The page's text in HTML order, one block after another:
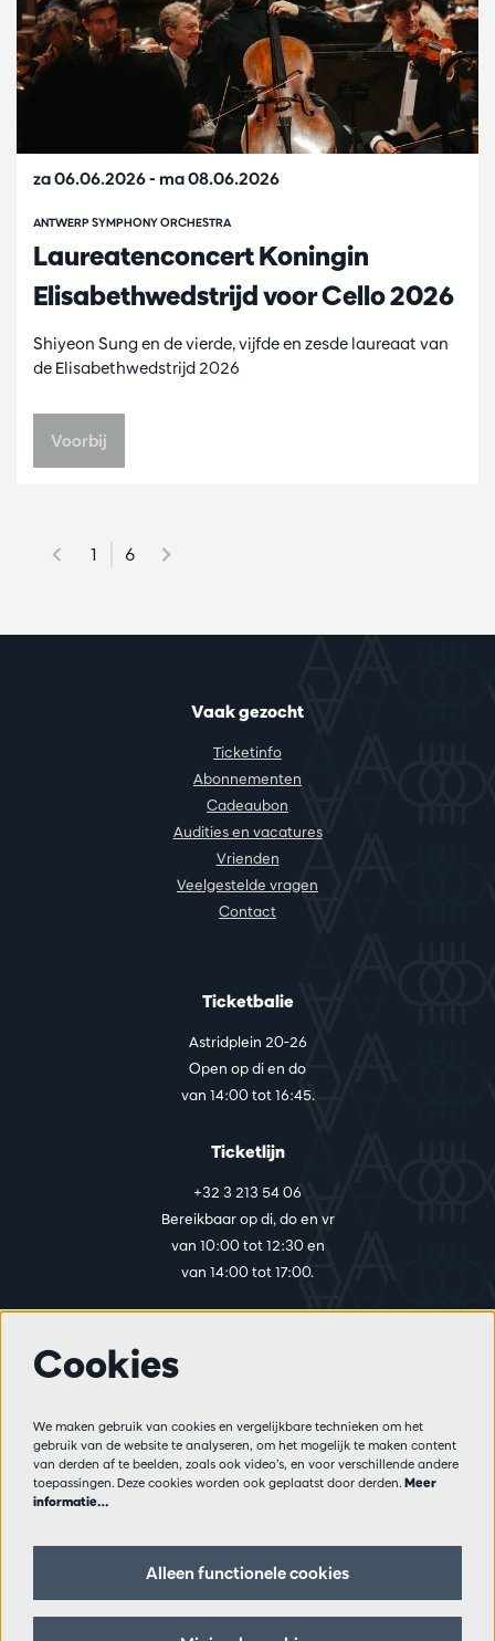
Laureatenconcert Koningin
Elisabethwedstrijd voor Cello 2026
Shiyeon Sung en de vierde, vijfde en zesde laureaat van
de Elisabethwedstrijd 2026
ANTWERP SYMPHONY ORCHESTRA
za 06.06.2026- ma 08.06.2026
Voorbij
1 6
Vaak gezocht
Ticketinfo
Abonnementen
Cadeaubon
Audities en vacatures
Vrienden
Veelgestelde vragen
Contact
Ticketbalie
Astridplein 20-26
Open op di en do
van 14:00 tot 16:45.
Ticketlijn
+32 3 213 54 06
Bereikbaar op di, do en vr
van 10:00 tot 12:30 en
van 14:00 tot 17:00.
Privacy
Verkoopsvoorwaarden
Pers
Volg ons
Cookies
We maken gebruik van cookies en vergelijkbare technieken om het
gebruik van de website te analyseren, om het mogelijk te maken content
van derden af te beelden, zoals ook video’s, en voor verschillende andere
toepassingen. Deze cookies worden ook geplaatst door derden. Meer
informatie…
Alleen functionele cookies